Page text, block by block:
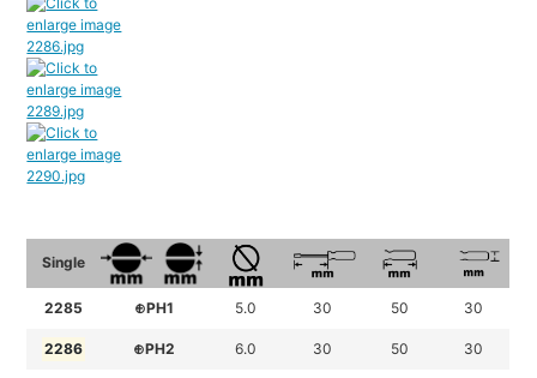
Single
2285 ⊕PH1 5.0 30 50 30
2286 ⊕PH2 6.0 30 50 30